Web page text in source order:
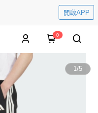
開啟APP
0
1/5